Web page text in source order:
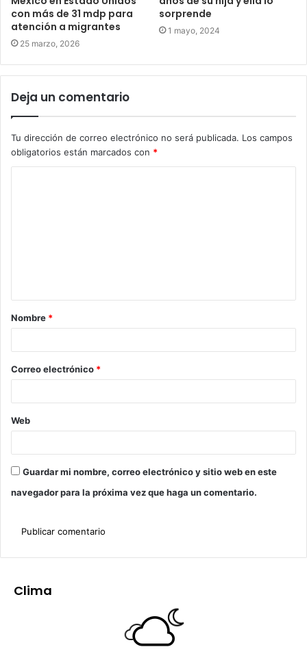
con más de 31 mdp para
atención a migrantes
25 marzo, 2026
sorprende
1 mayo, 2024
Deja un comentario
Tu dirección de correo electrónico no será publicada. Los campos
obligatorios están marcados con *
Nombre *
Correo electrónico *
Web
Guardar mi nombre, correo electrónico y sitio web en este
navegador para la próxima vez que haga un comentario.
Clima